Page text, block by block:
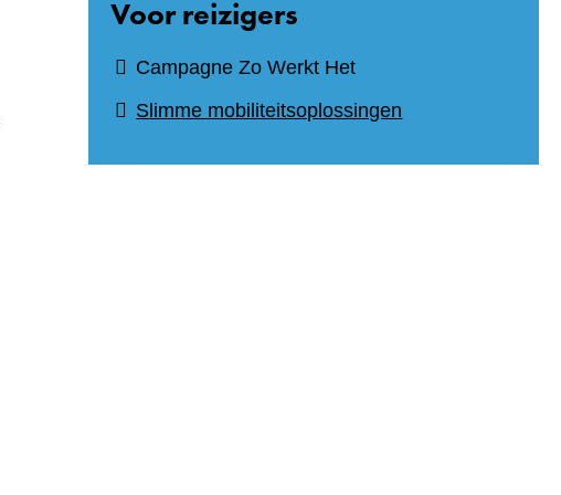
Voor reizigers
Campagne Zo Werkt Het
Slimme mobiliteitsoplossingen